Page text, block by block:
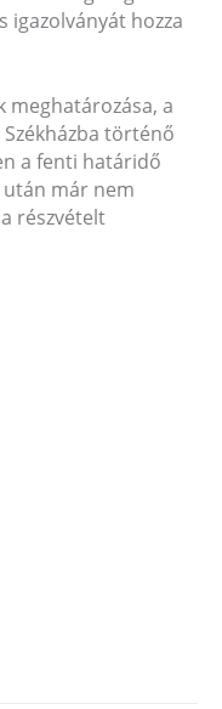
igazolványát hozza
meghatározása, a
történő
a fenti határidő
már nem
részvételt